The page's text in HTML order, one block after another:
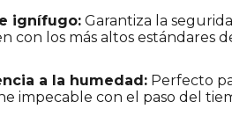
ignífugo: Garantiza la
con los más altos estándares
a la humedad: Perfecto
impecable con el paso del